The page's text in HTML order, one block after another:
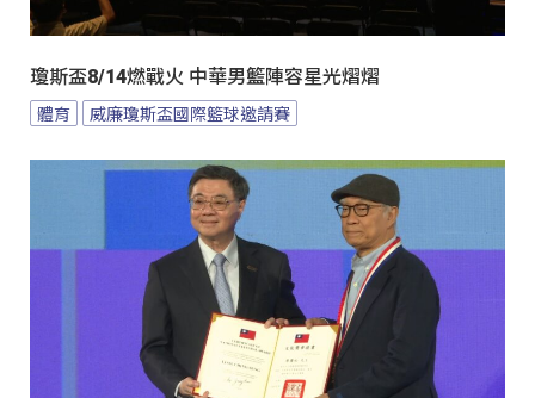
瓊斯盃8/14燃戰火 中華男籃陣容星光熠熠
體育 威廉瓊斯盃國際籃球邀請賽